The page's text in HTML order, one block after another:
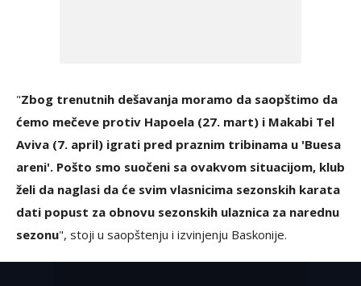
"Zbog trenutnih dešavanja moramo da saopštimo da
ćemo mečeve protiv Hapoela (27. mart) i Makabi Tel
Aviva (7. april) igrati pred praznim tribinama u 'Buesa
areni'. Pošto smo suočeni sa ovakvom situacijom, klub
želi da naglasi da će svim vlasnicima sezonskih karata
dati popust za obnovu sezonskih ulaznica za narednu
sezonu", stoji u saopštenju i izvinjenju Baskonije.